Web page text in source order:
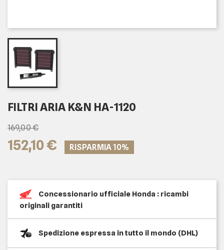
FILTRI ARIA K&N HA-1120
169,00 €
152,10 € RISPARMIA 10%
Concessionario ufficiale Honda : ricambi
originali garantiti
Spedizione espressa in tutto il mondo (DHL)